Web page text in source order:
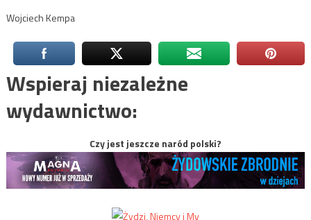
Wojciech Kempa
Wspieraj niezależne
wydawnictwo:
Czy jest jeszcze naród polski?